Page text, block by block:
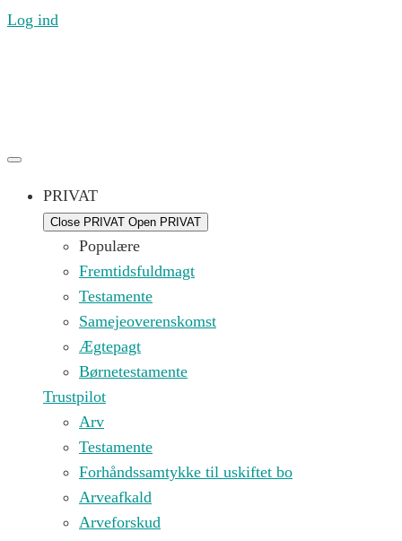
Log ind
PRIVAT
Close PRIVAT Open PRIVAT
Populære
Fremtidsfuldmagt
Testamente
Samejeoverenskomst
Ægtepagt
Børnetestamente
Trustpilot
Arv
Testamente
Forhåndssamtykke til uskiftet bo
Arveafkald
Arveforskud